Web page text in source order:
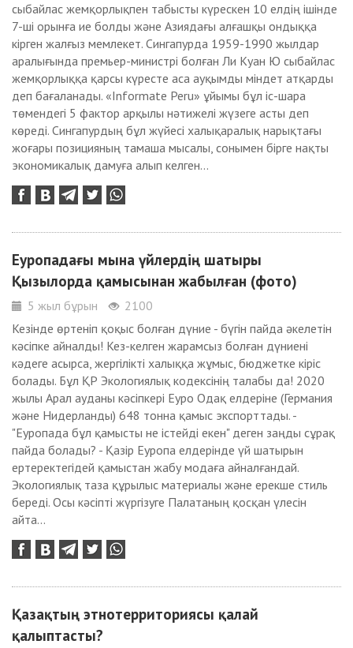
сыбайлас жемқорлықпен табысты күрескен 10 елдің ішінде
7-ші орынға ие болды және Азиядағы алғашқы ондыққа
кірген жалғыз мемлекет. Сингапурда 1959-1990 жылдар
аралығында премьер-министрі болған Ли Куан Ю сыбайлас
жемқорлыққа қарсы күресте аса ауқымды міндет атқарды
деп бағаланады. «Informate Peru» ұйымы бұл іс-шара
төмендегі 5 фактор арқылы нәтижелі жүзеге асты деп
көреді. Сингапурдың бұл жүйесі халықаралық нарықтағы
жоғары позицияның тамаша мысалы, сонымен бірге нақты
экономикалық дамуға алып келген...
Еуропадағы мына үйлердің шатыры
Қызылорда қамысынан жабылған (фото)
5 жыл бұрын
2100
Кезінде өртеніп қоқыс болған дүние - бүгін пайда әкелетін
кәсіпке айналды! Кез-келген жарамсыз болған дүниені
кәдеге асырса, жергілікті халыққа жұмыс, бюджетке кіріс
болады. Бұл ҚР Экологиялық кодексінің талабы да! 2020
жылы Арал ауданы кәсіпкері Еуро Одақ елдеріне (Германия
және Нидерланды) 648 тонна қамыс экспорттады. -
"Еуропада бұл қамысты не істейді екен" деген заңды сұрақ
пайда болады? - Қазір Еуропа елдерінде үй шатырын
ертеректегідей қамыстан жабу модаға айналғандай.
Экологиялық таза құрылыс материалы және ерекше стиль
береді. Осы кәсіпті жүргізуге Палатаның қосқан үлесін
айта...
Қазақтың этнотерриториясы қалай
қалыптасты?